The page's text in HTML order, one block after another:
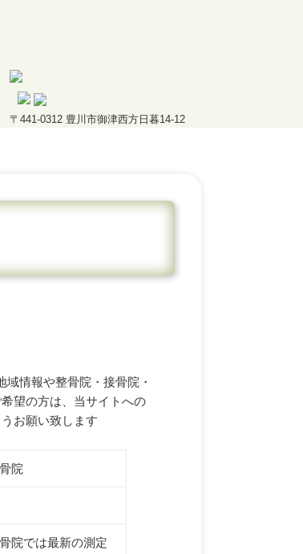
〒441-0312 豊川市御津西方日暮14-12
情報や整骨院・接骨院・
望の方は、当サイトへの
お願い致します
院
院では最新の測定